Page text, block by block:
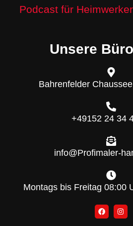
Podcast für
Unsere
Bahrenfelder
+49152 24 34
info@Profimaler-
Montags bis Freitag 08:00
F
a
c
I
n
s